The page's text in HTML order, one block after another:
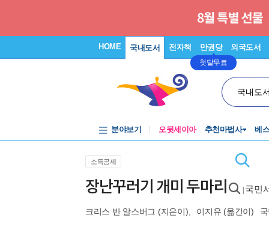
HOME 국내도서 전자책 만권당
첫달무료
외국도서
국내도
분야보기 오뒷세이아 추천마법사 베
소득공제
장난꾸러기 개미 두마리 국민
크리스 반 알스버그 (지은이), 이지유 (옮긴이)